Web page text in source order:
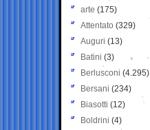
arte (175)
Attentato (329)
Auguri (13)
Batini (3)
Berlusconi (4.295)
Bersani (234)
Biasotti (12)
Boldrini (4)